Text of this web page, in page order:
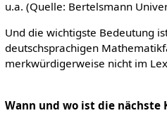
u.a. (Quelle: Bertelsmann
Und die wichtigste Bedeutung
deutschsprachigen
merkwürdigerweise nicht im
Wann und wo ist die nächste